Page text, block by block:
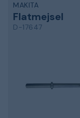
MAKITA
Flatmejsel
D-17647